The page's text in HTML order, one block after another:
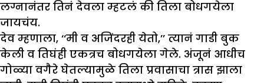
लग्नानंतर तिनं देवला म्हटलं की तिला बोधगयेला
जायचंय.
देव म्हणाला, ‘‘मी व अजिंदरही येतो,’’ त्यानं गाडी बुक
केली व तिघंही एकत्रच बोधगयेला गेले. अंजूनं आधीच
गोळ्या वगैरे घेतल्यामुळे तिला प्रवासाचा त्रास झाला